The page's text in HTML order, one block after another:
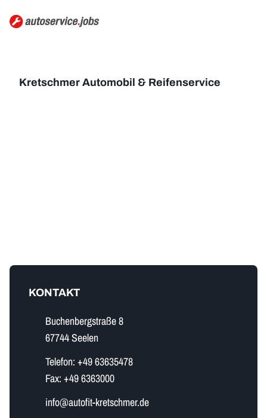
Kretschmer Automobil & Reifenservice
KONTAKT
Buchenbergstraße 8
67744 Seelen
Telefon: +49 63635478
Fax: +49 6363000
i​n​f​o​@autofit-kretschmer.de